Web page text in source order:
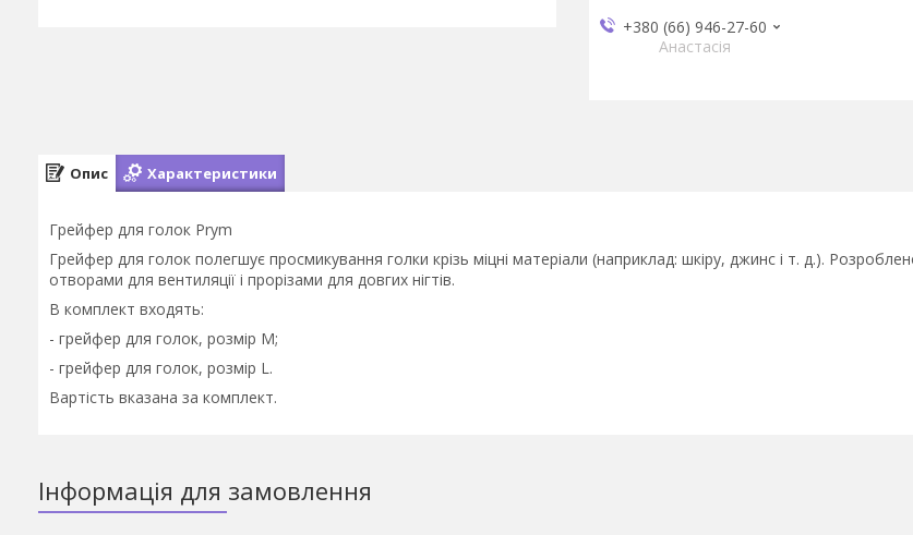
+380 (66) 946-27-60
Анастасія
Опис Характеристики
Грейфер для голок Prym
Грейфер для голок полегшує просмикування голки крізь міцні матеріали (наприклад: шкіру, джинс і т. д.).
отворами для вентиляції і прорізами для довгих нігтів.
В комплект входять:
- грейфер для голок, розмір М;
- грейфер для голок, розмір L.
Вартість вказана за комплект.
Інформація для замовлення